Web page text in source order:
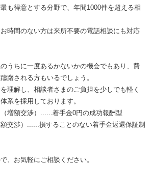
も得意とする分野で、年間1000件を超える相
時間のない方は来所不要の電話相談にも対応
うちに一度あるかないかの機会でもあり、費
躇される方もいるでしょう。
理解し、相談者さまのご負担を少しでも軽く
系を採用しております。
増額交渉）......着手金0円の成功報酬型
交渉）......損することのない着手金返還保証制
、お気軽にご相談ください。